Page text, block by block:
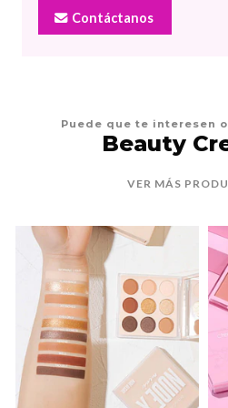
Contáctanos
Puede que te interesen
Beauty
VER MÁS